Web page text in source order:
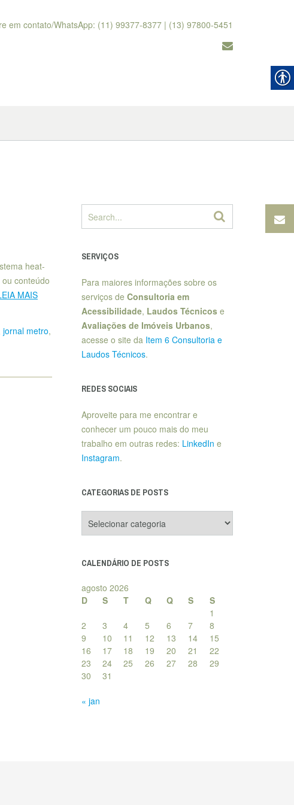
em contato/WhatsApp: (11) 99377-8377 | (13) 97800-5451
heat-
conteúdo
MAIS
jornal metro,
SERVIÇOS
Para maiores informações sobre os
serviços de Consultoria em
Acessibilidade, Laudos Técnicose
Avaliações de Imóveis Urbanos,
acesse o site da Item 6 Consultoria e
Laudos Técnicos.
REDES SOCIAIS
Aproveite para me encontrar e
conhecer um pouco mais do meu
trabalho em outras redes: LinkedIn e
Instagram.
CATEGORIAS DE POSTS
de
CALENDÁRIO DE POSTS
agosto 2026
D
S T Q Q S
S
1
2
3 4 5 6 7
8
9
10 11 12 13 14
15
16
17 18 19 20 21
22
23
24 25 26 27 28
29
30
31
« jan